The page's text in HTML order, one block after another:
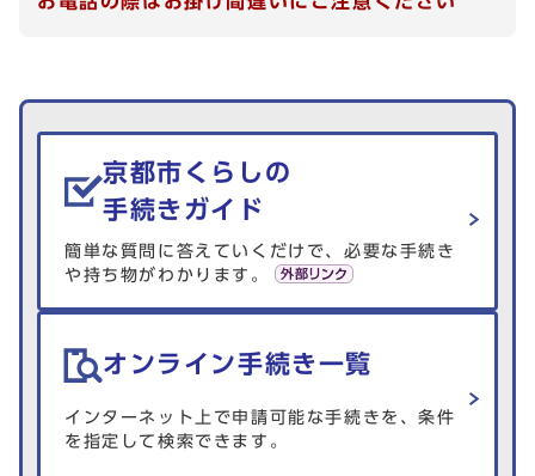
生活情報を探す
京都市くらしの
手続きガイド
簡単な質問に答えていくだけで、必要な手続き
や持ち物がわかります。
オンライン手続き一覧
インターネット上で申請可能な手続きを、条件
を指定して検索できます。